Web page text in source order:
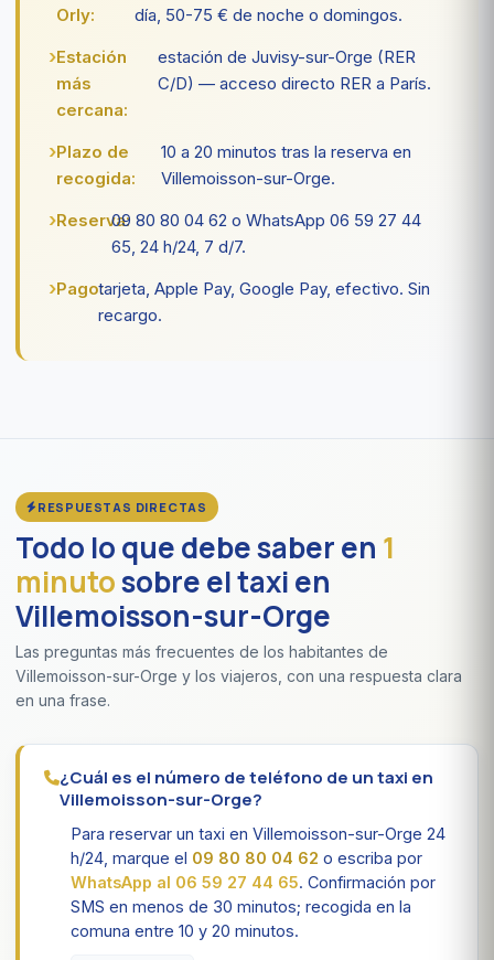
Orly:
día, 50-75 € de noche o domingos.
Estación
más
cercana:
estación de Juvisy-sur-Orge (RER
C/D) — acceso directo RER a París.
Plazo de
recogida:
10 a 20 minutos tras la reserva en
Villemoisson-sur-Orge.
Reserva:09 80 80 04 62 o WhatsApp 06 59 27 44
65, 24 h/24, 7 d/7.
Pago:tarjeta, Apple Pay, Google Pay, efectivo. Sin
recargo.
RESPUESTAS DIRECTAS
Todo lo que debe saber en 1
minutosobre el taxi en
Villemoisson-sur-Orge
Las preguntas más frecuentes de los habitantes de
Villemoisson-sur-Orge y los viajeros, con una respuesta clara
en una frase.
¿Cuál es el número de teléfono de un taxi en
Villemoisson-sur-Orge?
Para reservar un taxi en Villemoisson-sur-Orge 24
h/24, marque el 09 80 80 04 62 o escriba por
WhatsApp al 06 59 27 44 65. Confirmación por
SMS en menos de 30 minutos; recogida en la
comuna entre 10 y 20 minutos.